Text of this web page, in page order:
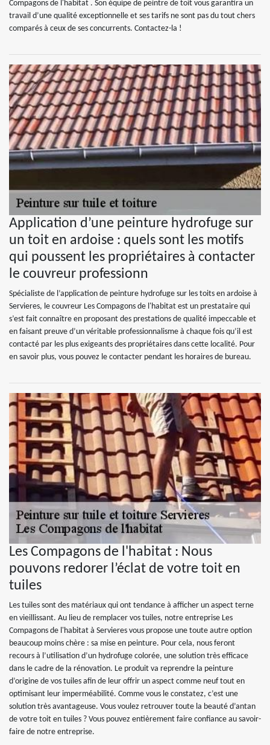
Compagons de l'habitat . Son équipe de peintre de toit vous garantira un
travail d’une qualité exceptionnelle et ses tarifs ne sont pas du tout chers
comparés à ceux de ses concurrents. Contactez-la !
Application d’une peinture hydrofuge sur
un toit en ardoise : quels sont les motifs
qui poussent les propriétaires à contacter
le couvreur professionn
Spécialiste de l’application de peinture hydrofuge sur les toits en ardoise à
Servieres, le couvreur Les Compagons de l'habitat est un prestataire qui
s’est fait connaître en proposant des prestations de qualité impeccable et
en faisant preuve d’un véritable professionnalisme à chaque fois qu’il est
contacté par les plus exigeants des propriétaires dans cette localité. Pour
en savoir plus, vous pouvez le contacter pendant les horaires de bureau.
Les Compagons de l'habitat : Nous
pouvons redorer l’éclat de votre toit en
tuiles
Les tuiles sont des matériaux qui ont tendance à afficher un aspect terne
en vieillissant. Au lieu de remplacer vos tuiles, notre entreprise Les
Compagons de l'habitat à Servieres vous propose une toute autre option
beaucoup moins chère : sa mise en peinture. Pour cela, nous feront
recours à l’utilisation d’un hydrofuge colorée, une solution très efficace
dans le cadre de la rénovation. Le produit va reprendre la peinture
d’origine de vos tuiles afin de leur offrir un aspect comme neuf tout en
optimisant leur imperméabilité. Comme vous le constatez, c’est une
solution très avantageuse. Vous voulez retrouver toute la beauté d’antan
de votre toit en tuiles ? Vous pouvez entièrement faire confiance au savoir-
faire de notre entreprise.